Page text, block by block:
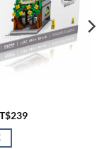
239目